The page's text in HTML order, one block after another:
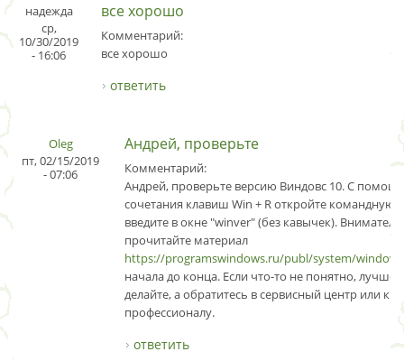
надежда
ср,
10/30/2019
- 16:06
все хорошо
Комментарий:
все хорошо
ответить
Oleg
пт, 02/15/2019
- 07:06
Андрей, проверьте
Комментарий:
Андрей, проверьте версию Виндовс 10. C
сочетания клавиш Win + R откройте командную
введите в окне "winver" (без кавычек).
прочитайте материал
https://programswindows.ru/publ/system/
начала до конца. Если что-то не понятно, лучше
делайте, а обратитесь в сервисный центр или к
профессионалу.
ответить